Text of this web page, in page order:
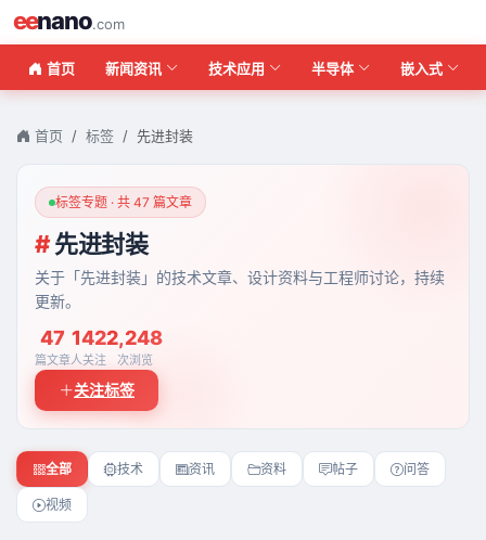
eenano.com
首页 新闻资讯 技术应用 半导体 嵌入式
首页 标签 先进封装
标签专题 · 共 47 篇文章
#先进封装
关于「先进封装」的技术文章、设计资料与工程师讨论，持续
更新。
47
篇文章
142
人关注
2,248
次浏览
关注标签
全部 技术 资讯 资料 帖子 问答
视频